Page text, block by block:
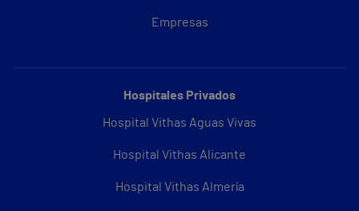
Empresas
Hospitales Privados
Hospital Vithas Aguas Vivas
Hospital Vithas Alicante
Hospital Vithas Almería